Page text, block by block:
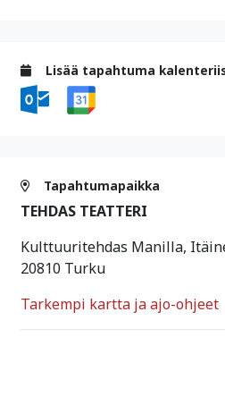
Lisää tapahtuma
Tapahtumapaikka
TEHDAS TEATTERI
Kulttuuritehdas Manilla,
20810 Turku
Tarkempi kartta ja ajo-ohjeet